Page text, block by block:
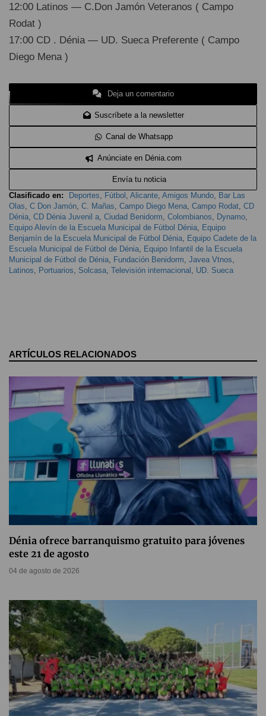
12:00 Latinos — C.Don Jamón Veteranos ( Campo
Rodat )
17:00 CD . Dénia — UD. Sueca Preferente ( Campo
Diego Mena )
Deja un comentario
Suscríbete a la newsletter
Canal de Whatsapp
Anúnciate en Dénia.com
Envía tu noticia
Clasificado en:
Deportes, Fútbol , Alicante, Amigos Mundo, Bar Las
Olas, C Don Jamón, C. Mañas, Campo Diego Mena, Campo Rodat, CD
Dénia, CD Dénia Juvenil a, Ciudad Benidorm, Colombianos, Dynamo,
Equipo Alevín de la Escuela Municipal de Fútbol Dénia, Equipo
Benjamín de la Escuela Municipal de Fútbol Dénia, Equipo Cadete de la
Escuela Municipal de Fútbol de Dénia, Equipo Infantil de la Escuela
Municipal de Fútbol de Dénia, Fundación Benidorm, Javea Vtnos,
Latinos, Portuarios, Solcasa, Televisión internacional , UD. Sueca
ARTÍCULOS RELACIONADOS
Dénia ofrece barranquismo gratuito para jóvenes
este 21 de agosto
04 de agosto de 2026